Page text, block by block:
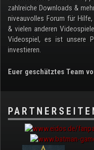
zahlreiche Downloads &
niveauvolles Forum für
& vielen anderen
Videospiel, es ist unsere
investieren.
Euer geschätztes Team